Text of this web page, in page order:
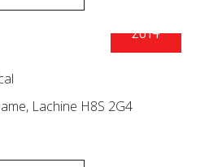
2014
Lachine H8S 2G4